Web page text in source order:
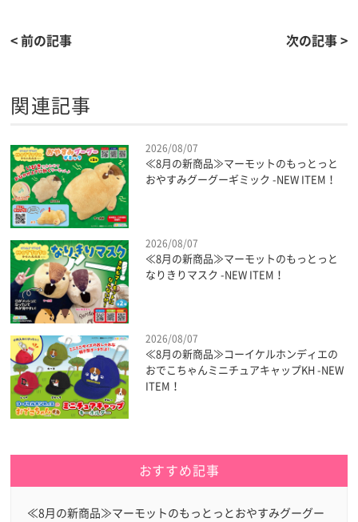
< 前の記事 次の記事 >
関連記事
2026/08/07
≪8月の新商品≫マーモットのもっとっと
おやすみグーグーギミック -NEW ITEM！
2026/08/07
≪8月の新商品≫マーモットのもっとっと
なりきりマスク -NEW ITEM！
2026/08/07
≪8月の新商品≫コーイケルホンディエの
おでこちゃんミニチュアキャップKH -NEW
ITEM！
おすすめ記事
≪8月の新商品≫マーモットのもっとっとおやすみグーグー